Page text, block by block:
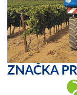
ZNAČKA